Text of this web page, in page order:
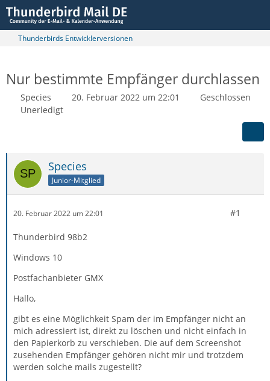
Thunderbirds Entwicklerversionen
Nur bestimmte Empfänger durchlassen
Species 20. Februar 2022 um 22:01
Geschlossen
Unerledigt
Species
Junior-Mitglied
20. Februar 2022 um 22:01 #1
Thunderbird 98b2
Windows 10
Postfachanbieter GMX
Hallo,
gibt es eine Möglichkeit Spam der im Empfänger nicht an
mich adressiert ist, direkt zu löschen und nicht einfach in
den Papierkorb zu verschieben. Die auf dem Screenshot
zusehenden Empfänger gehören nicht mir und trotzdem
werden solche mails zugestellt?